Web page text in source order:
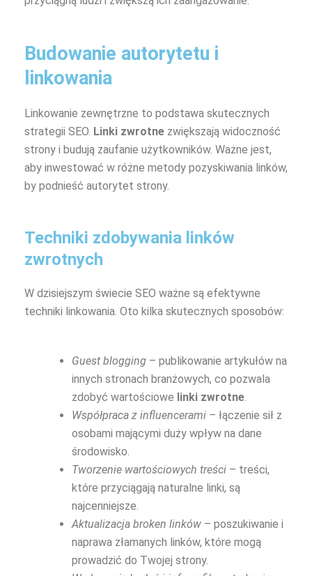
Budowanie autorytetu i
linkowania
Linkowanie zewnętrzne to podstawa skutecznych
strategii SEO. Linki zwrotnezwiększają widoczność
strony i budują zaufanie użytkowników. Ważne jest,
aby inwestować w różne metody pozyskiwania linków,
by podnieść autorytet strony.
Techniki zdobywania linków
zwrotnych
W dzisiejszym świecie SEO ważne są efektywne
techniki linkowania. Oto kilka skutecznych sposobów:
Guest blogging– publikowanie artykułów na
innych stronach branżowych, co pozwala
zdobyć wartościowe linki zwrotne.
Współpraca z influencerami– łączenie sił z
osobami mającymi duży wpływ na dane
środowisko.
Tworzenie wartościowych treści– treści,
które przyciągają naturalne linki, są
najcenniejsze.
Aktualizacja broken linków– poszukiwanie i
naprawa złamanych linków, które mogą
prowadzić do Twojej strony.